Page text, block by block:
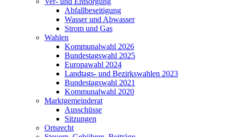
Abfallbeseitigung
Wasser und Abwasser
Strom und Gas
Wahlen
Kommunalwahl 2026
Bundestagswahl 2025
Europawahl 2024
Landtags- und Bezirkswahlen 2023
Bundestagswahl 2021
Kommunalwahl 2020
Marktgemeinderat
Ausschüsse
Sitzungen
Ortsrecht